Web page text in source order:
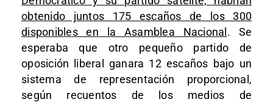
obtenido juntos 175 escaños de los 300
disponibles en la Asamblea Nacional . Se
esperaba que otro pequeño partido de
oposición liberal ganara 12 escaños bajo un
sistema de representación proporcional,
según recuentos de los medios de